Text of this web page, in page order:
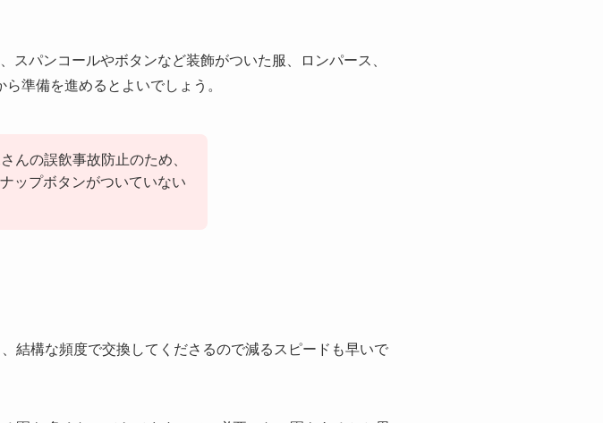
パンコールやボタンなど装飾がついた服、ロンパース、
準備を進めるとよいでしょう。
んの誤飲事故防止のため、
ップボタンがついていない
結構な頻度で交換してくださるので減るスピードも早いで